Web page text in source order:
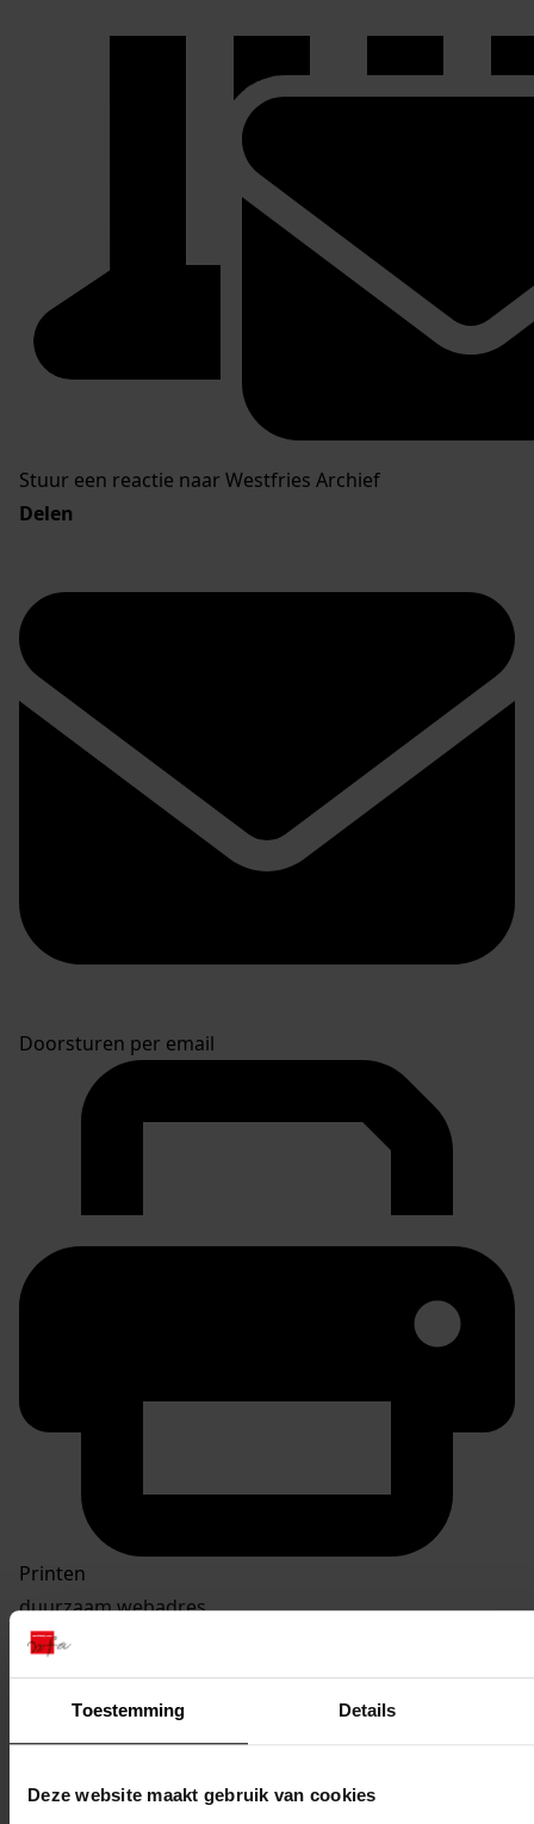
Toestemming Details
Deze website maakt gebruik van cookies
Stuur een reactie naar Westfries Archief
Delen
Doorsturen per email
Printen
duurzaam webadres
Inventaris Bouwvergunningen 1939-1978